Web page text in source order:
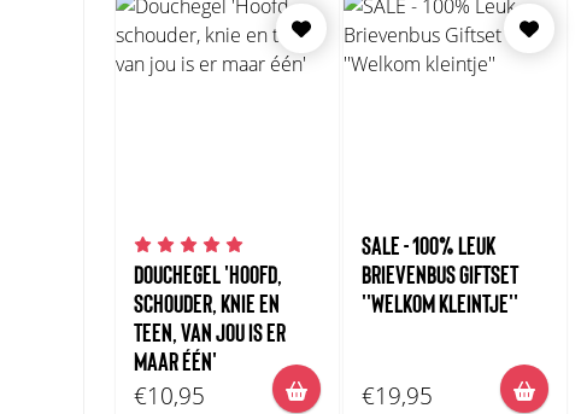
DOUCHEGEL 'HOOFD,
SCHOUDER, KNIE EN
TEEN, VAN JOU IS ER
MAAR ÉÉN'
€10,95
SALE - 100% LEUK
BRIEVENBUS GIFTSET
''WELKOM KLEINTJE''
€19,95